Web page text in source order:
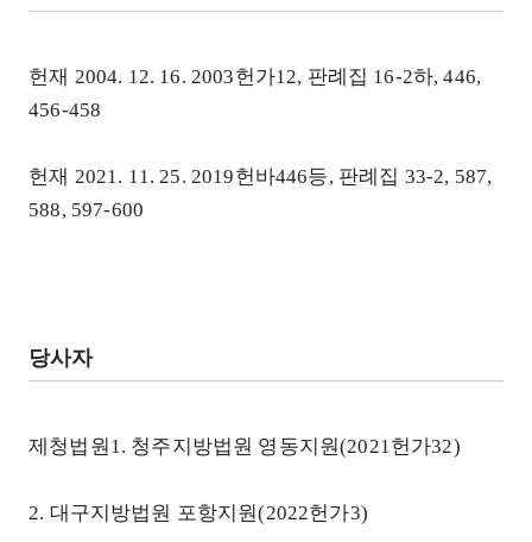
헌재 2004. 12. 16. 2003헌가12, 판례집 16-2하, 446,
456-458
헌재 2021. 11. 25. 2019헌바446등, 판례집 33-2, 587,
588, 597-600
당사자
제청법원1. 청주지방법원 영동지원(2021헌가32)
2. 대구지방법원 포항지원(2022헌가3)